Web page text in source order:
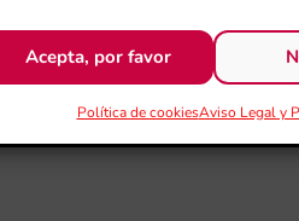
Acepta, por favor
Política de cookiesAviso Legal y